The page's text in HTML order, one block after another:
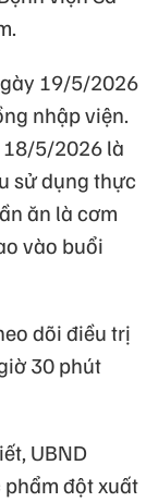
19/5/2026
nhập viện.
18/5/2026 là
sử dụng thực
ăn là cơm
vào buổi
dõi điều trị
30 phút
UBND
đột xuất